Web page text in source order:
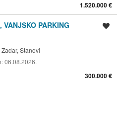
1.520.000 €
VANJSKO PARKING
Zadar, Stanovi
06.08.2026.
300.000 €